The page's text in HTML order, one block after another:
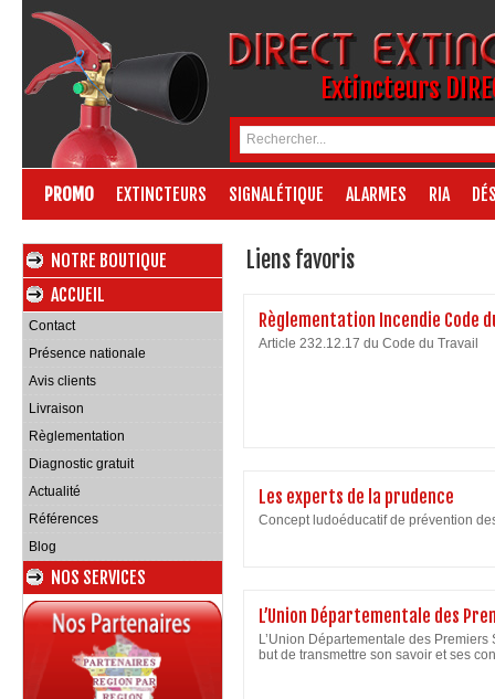
Extincteurs
PROMO EXTINCTEURS SIGNALÉTIQUE ALARMES RIA
NOTRE BOUTIQUE
ACCUEIL
Contact
Présence nationale
Avis clients
Livraison
Règlementation
Diagnostic gratuit
Actualité
Références
Blog
NOS SERVICES
Liens favoris
Règlementation Incendie Code
Article 232.12.17 du Code du Travail
Les experts de la prudence
Concept ludoéducatif de prévention
L’Union Départementale des
L’Union Départementale des
but de transmettre son savoir et ses